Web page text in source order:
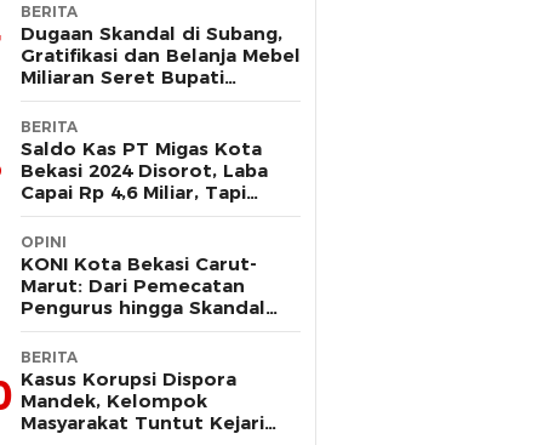
BERITA
Dugaan Skandal di Subang,
Gratifikasi dan Belanja Mebel
Miliaran Seret Bupati
Reynaldi
BERITA
Saldo Kas PT Migas Kota
Bekasi 2024 Disorot, Laba
Capai Rp 4,6 Miliar, Tapi
Hanya Tersisa Rp 13 Juta
OPINI
KONI Kota Bekasi Carut-
Marut: Dari Pemecatan
Pengurus hingga Skandal
Dana Hibah
BERITA
Kasus Korupsi Dispora
Mandek, Kelompok
Masyarakat Tuntut Kejari